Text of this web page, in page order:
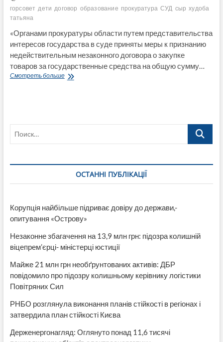
горсовет дети договор образование прокуратура СУД сыр худоба
татьяна
«Органами прокуратуры области путем представительства
интересов государства в суде приняты меры к признанию
недействительным незаконного договора о закупке
товаров за государственные средства на общую сумму…
Смотреть большеПрокуратура
детях
бюджете
Поиск…
ОСТАННІ ПУБЛІКАЦІЇ
Корупція найбільше підриває довіру до держави,-
опитування «Острову»
Незаконне збагачення на 13,9 млн грн: підозра колишній
віцепрем’єрці- міністерці юстиції
Майже 21 млн грн необґрунтованих активів: ДБР
повідомило про підозру колишньому керівнику логістики
Повітряних Сил
РНБО розглянула виконання планів стійкості в регіонах і
затвердила план стійкості Києва
Держенергонагляд: Оглянуто понад 11,6 тисячі